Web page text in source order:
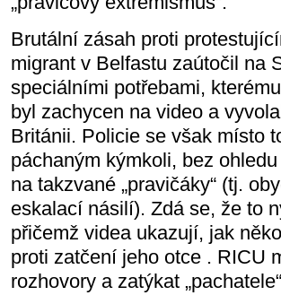
Brutální zásah proti
migrant v Belfastu zaútočil na
speciálními potřebami,
byl zachycen na video a
Británii. Policie se však místo
páchaným kýmkoli, bez
na takzvané „pravičáky“ (tj.
eskalací násilí). Zdá se, že to
přičemž videa ukazují, jak
proti zatčení jeho otce . RICU
rozhovory a zatýkat